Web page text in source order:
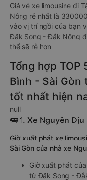
Giá vé xe limousine đi
Nông rẻ nhất là
vào vị trí ngồi của bạn
Đăk Song - Đắk Nông
thể sẽ rẻ hơn
Tổng hợp TOP
Bình - Sài
tốt nhất hiện
null
🚌 1. Xe Nguyên Dịu
Giờ xuất phát xe
Sài Gòn của nhà xe
Giờ xuất phát
từ Đăk Song -